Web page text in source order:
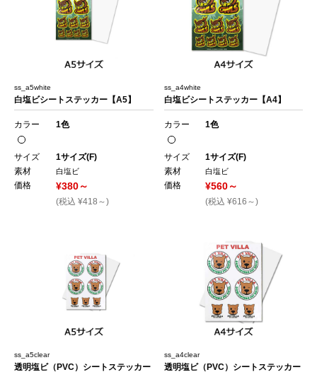
ss_a5white
白塩ビシートステッカー【A5】
カラー 1色
サイズ
1サイズ(F)
素材
白塩ビ
価格 ¥380～
(税込 ¥418～)
ss_a4white
白塩ビシートステッカー【A4】
カラー 1色
サイズ
1サイズ(F)
素材
白塩ビ
価格 ¥560～
(税込 ¥616～)
ss_a5clear
透明塩ビ（PVC）シートステッカー
ss_a4clear
透明塩ビ（PVC）シートステッカー